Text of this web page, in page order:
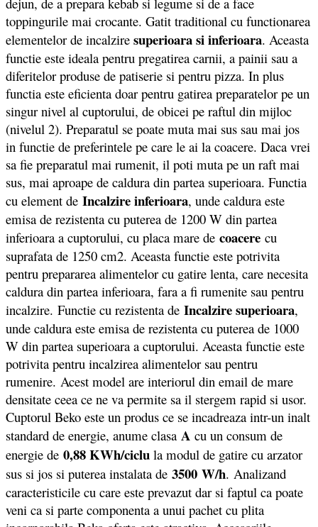
toppingurile mai crocante. Gatit traditional cu functionarea
elementelor de incalzire superioara si inferioara. Aceasta
functie este ideala pentru pregatirea carnii, a painii sau a
diferitelor produse de patiserie si pentru pizza. In plus
functia este eficienta doar pentru gatirea preparatelor pe un
singur nivel al cuptorului, de obicei pe raftul din mijloc
(nivelul 2). Preparatul se poate muta mai sus sau mai jos
in functie de preferintele pe care le ai la coacere. Daca vrei
sa fie preparatul mai rumenit, il poti muta pe un raft mai
sus, mai aproape de caldura din partea superioara. Functia
cu element de Incalzire inferioara, unde caldura este
emisa de rezistenta cu puterea de 1200 W din partea
inferioara a cuptorului, cu placa mare de coacere cu
suprafata de 1250 cm2. Aceasta functie este potrivita
pentru prepararea alimentelor cu gatire lenta, care necesita
caldura din partea inferioara, fara a fi rumenite sau pentru
incalzire. Functie cu rezistenta de Incalzire superioara,
unde caldura este emisa de rezistenta cu puterea de 1000
W din partea superioara a cuptorului. Aceasta functie este
potrivita pentru incalzirea alimentelor sau pentru
rumenire. Acest model are interiorul din email de mare
densitate ceea ce ne va permite sa il stergem rapid si usor.
Cuptorul Beko este un produs ce se incadreaza intr-un inalt
standard de energie, anume clasa A cu un consum de
energie de 0,88 KWh/ciclu la modul de gatire cu arzator
sus si jos si puterea instalata de 3500 W/h. Analizand
caracteristicile cu care este prevazut dar si faptul ca poate
veni ca si parte componenta a unui pachet cu plita